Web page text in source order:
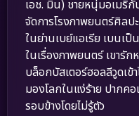
เอช. มิน) ชายหนุ่มอเมริ
จัดการโรงภาพยนตร์ศิล
ในย่านเบย์แอเรีย เบนเ
ในเรื่องภาพยนตร์ เขารั
บล็อกบัสเตอร์ฮอลลีวูดเข้
มองโลกในแง่ร้าย ปากค
รอบข้างโดยไม่รู้ตัว